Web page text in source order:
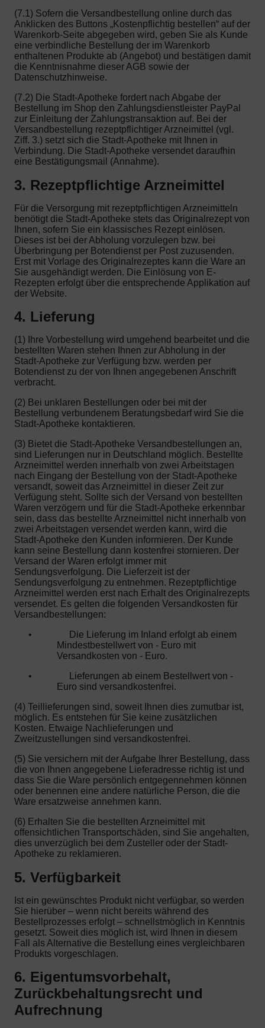
(7.1) Sofern die Versandbestellung online durch das
Anklicken des Buttons „Kostenpflichtig bestellen“ auf der
Warenkorb-Seite abgegeben wird, geben Sie als Kunde
eine verbindliche Bestellung der im Warenkorb
enthaltenen Produkte ab (Angebot) und bestätigen damit
die Kenntnisnahme dieser AGB sowie der
Datenschutzhinweise.
(7.2) Die Stadt-Apotheke fordert nach Abgabe der
Bestellung im Shop den Zahlungsdienstleister PayPal
zur Einleitung der Zahlungstransaktion auf. Bei der
Versandbestellung rezeptpflichtiger Arzneimittel (vgl.
Ziff. 3.) setzt sich die Stadt-Apotheke mit Ihnen in
Verbindung. Die Stadt-Apotheke versendet daraufhin
eine Bestätigungsmail (Annahme).
3. Rezeptpflichtige Arzneimittel
Für die Versorgung mit rezeptpflichtigen Arzneimitteln
benötigt die Stadt-Apotheke stets das Originalrezept von
Ihnen, sofern Sie ein klassisches Rezept einlösen.
Dieses ist bei der Abholung vorzulegen bzw. bei
Überbringung per Botendienst per Post zuzusenden.
Erst mit Vorlage des Originalrezeptes kann die Ware an
Sie ausgehändigt werden. Die Einlösung von E-
Rezepten erfolgt über die entsprechende Applikation auf
der Website.
4. Lieferung
(1) Ihre Vorbestellung wird umgehend bearbeitet und die
bestellten Waren stehen Ihnen zur Abholung in der
Stadt-Apotheke zur Verfügung bzw. werden per
Botendienst zu der von Ihnen angegebenen Anschrift
verbracht.
(2) Bei unklaren Bestellungen oder bei mit der
Bestellung verbundenem Beratungsbedarf wird Sie die
Stadt-Apotheke kontaktieren.
(3) Bietet die Stadt-Apotheke Versandbestellungen an,
sind Lieferungen nur in Deutschland möglich. Bestellte
Arzneimittel werden innerhalb von zwei Arbeitstagen
nach Eingang der Bestellung von der Stadt-Apotheke
versandt, soweit das Arzneimittel in dieser Zeit zur
Verfügung steht. Sollte sich der Versand von bestellten
Waren verzögern und für die Stadt-Apotheke erkennbar
sein, dass das bestellte Arzneimittel nicht innerhalb von
zwei Arbeitstagen versendet werden kann, wird die
Stadt-Apotheke den Kunden informieren. Der Kunde
kann seine Bestellung dann kostenfrei stornieren. Der
Versand der Waren erfolgt immer mit
Sendungsverfolgung. Die Lieferzeit ist der
Sendungsverfolgung zu entnehmen. Rezeptpflichtige
Arzneimittel werden erst nach Erhalt des Originalrezepts
versendet. Es gelten die folgenden Versandkosten für
Versandbestellungen:
•
Die Lieferung im Inland erfolgt ab einem
Mindestbestellwert von - Euro mit
Versandkosten von - Euro.
•
Lieferungen ab einem Bestellwert von -
Euro sind versandkostenfrei.
(4) Teillieferungen sind, soweit Ihnen dies zumutbar ist,
möglich. Es entstehen für Sie keine zusätzlichen
Kosten. Etwaige Nachlieferungen und
Zweitzustellungen sind versandkostenfrei.
(5) Sie versichern mit der Aufgabe Ihrer Bestellung, dass
die von Ihnen angegebene Lieferadresse richtig ist und
dass Sie die Ware persönlich entgegennehmen können
oder benennen eine andere natürliche Person, die die
Ware ersatzweise annehmen kann.
(6) Erhalten Sie die bestellten Arzneimittel mit
offensichtlichen Transportschäden, sind Sie angehalten,
dies unverzüglich bei dem Zusteller oder der Stadt-
Apotheke zu reklamieren.
5. Verfügbarkeit
Ist ein gewünschtes Produkt nicht verfügbar, so werden
Sie hierüber – wenn nicht bereits während des
Bestellprozesses erfolgt – schnellstmöglich in Kenntnis
gesetzt. Soweit dies möglich ist, wird Ihnen in diesem
Fall als Alternative die Bestellung eines vergleichbaren
Produkts vorgeschlagen.
6. Eigentumsvorbehalt,
Zurückbehaltungsrecht und
Aufrechnung